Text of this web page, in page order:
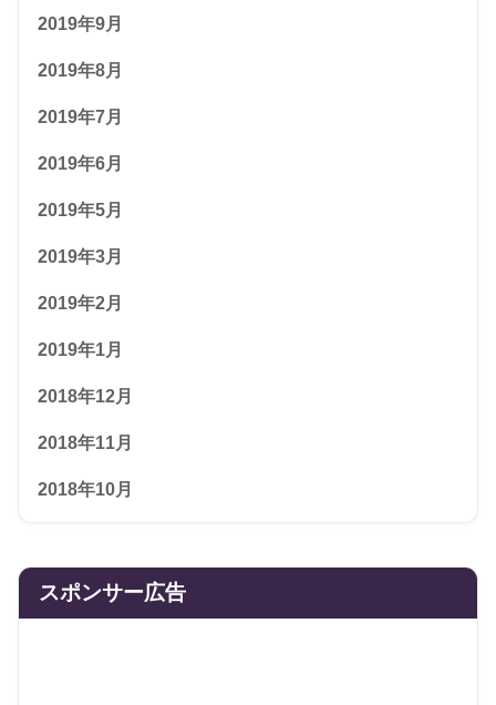
2019年9月
2019年8月
2019年7月
2019年6月
2019年5月
2019年3月
2019年2月
2019年1月
2018年12月
2018年11月
2018年10月
スポンサー広告